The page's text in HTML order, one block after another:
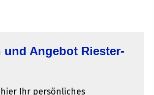
und Angebot Riester-
Ihr persönliches